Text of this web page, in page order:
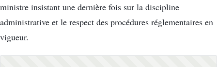
ministre insistant une dernière fois sur la discipline
administrative et le respect des procédures réglementaires en
vigueur.